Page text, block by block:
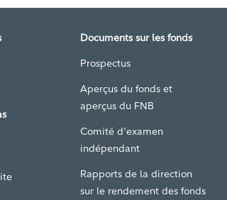
Documents sur les fonds
Prospectus
Aperçus du fonds et
aperçus du FNB
Comité d'examen
indépendant
Rapports de la direction
sur le rendement des fonds